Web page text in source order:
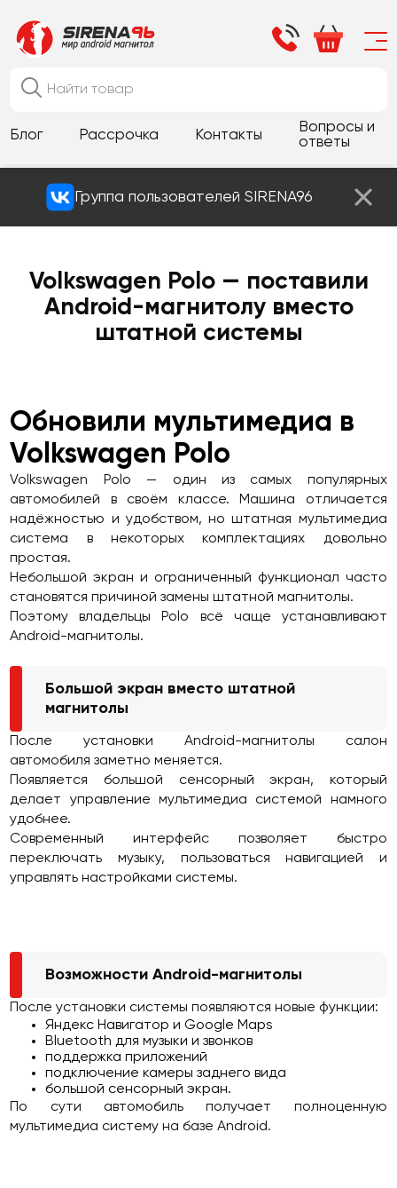
Блог Рассрочка Контакты
Вопросы и
ответы
Группа пользователей SIRENA96
Volkswagen Polo — поставили
Android-магнитолу вместо
штатной системы
Обновили мультимедиа в
Volkswagen Polo
Volkswagen Polo — один из самых популярных
автомобилей в своём классе. Машина отличается
надёжностью и удобством, но штатная мультимедиа
система в некоторых комплектациях довольно
простая.
Небольшой экран и ограниченный функционал часто
становятся причиной замены штатной магнитолы.
Поэтому владельцы Polo всё чаще устанавливают
Android-магнитолы.
Большой экран вместо штатной
магнитолы
После установки Android-магнитолы салон
автомобиля заметно меняется.
Появляется большой сенсорный экран, который
делает управление мультимедиа системой намного
удобнее.
Современный интерфейс позволяет быстро
переключать музыку, пользоваться навигацией и
управлять настройками системы.
Возможности Android-магнитолы
После установки системы появляются новые функции:
Яндекс Навигатор и Google Maps
Bluetooth для музыки и звонков
поддержка приложений
подключение камеры заднего вида
большой сенсорный экран.
По сути автомобиль получает полноценную
мультимедиа систему на базе Android.